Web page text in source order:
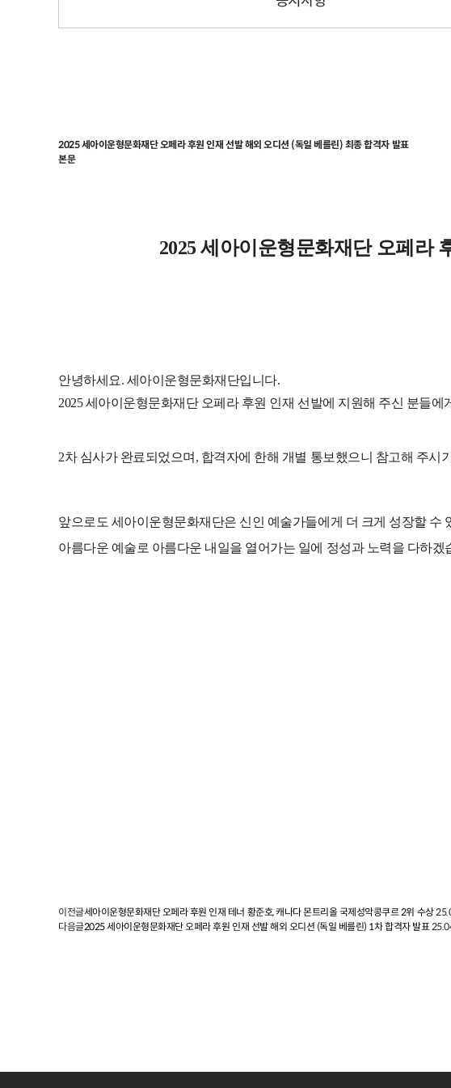
2025 세아이운형문화재단 오페라 후원 인재 선발 해외 오디션 (독일 베를린) 최종 합격자 발표
본문
2025 세아이운형문화재단 오페라
안녕하세요. 세아이운형문화재단입니다.
2025 세아이운형문화재단 오페라 후원 인재 선발에 지원해 주신 분들에
2차 심사가 완료되었으며, 합격자에 한해 개별 통보했으니 참고해 주시
앞으로도 세아이운형문화재단은 신인 예술가들에게 더 크게 성장할 수
아름다운 예술로 아름다운 내일을 열어가는 일에 정성과 노력을 다하겠
이전글세아이운형문화재단 오페라 후원 인재 테너 황준호, 캐나다 몬트리올 국제성악콩쿠르 2위 수상
다음글2025 세아이운형문화재단 오페라 후원 인재 선발 해외 오디션 (독일 베를린) 1차 합격자 발표